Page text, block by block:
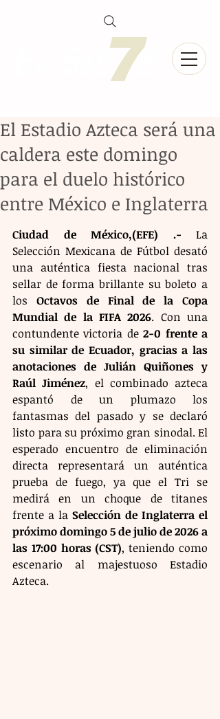
El Estadio Azteca será una
caldera este domingo
para el duelo histórico
entre México e Inglaterra
Ciudad de México,(EFE) .- La
Selección Mexicana de Fútbol desató
una auténtica fiesta nacional tras
sellar de forma brillante su boleto a
los Octavos de Final de la Copa
Mundial de la FIFA 2026. Con una
contundente victoria de 2-0 frente a
su similar de Ecuador, gracias a las
anotaciones de Julián Quiñones y
Raúl Jiménez, el combinado azteca
espantó de un plumazo los
fantasmas del pasado y se declaró
listo para su próximo gran sinodal. El
esperado encuentro de eliminación
directa representará un auténtica
prueba de fuego, ya que el Tri se
medirá en un choque de titanes
frente a la Selección de Inglaterra el
próximo domingo 5 de julio de 2026 a
las 17:00 horas (CST), teniendo como
escenario al majestuoso Estadio
Azteca.